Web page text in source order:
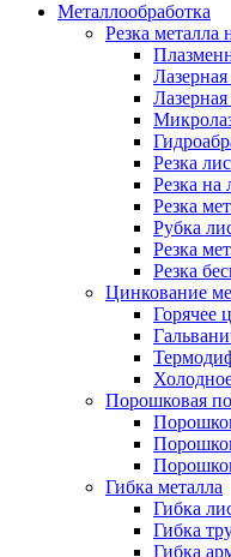
Металлообработка
Резка металла
Резка
Резка
Резка
Рубка
Резка
Резка
Цинкование
Горячее
Порошковая
Гибка металла
Гибка
Гибка
Гибка